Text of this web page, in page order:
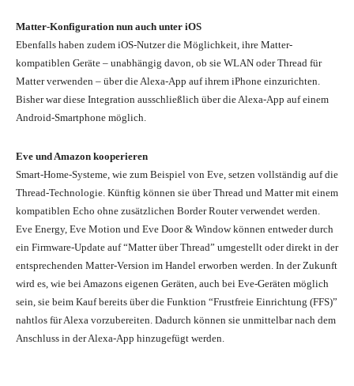
Matter-Konfiguration nun auch unter iOS
Ebenfalls haben zudem iOS-Nutzer die Möglichkeit, ihre Matter-
kompatiblen Geräte – unabhängig davon, ob sie WLAN oder Thread für
Matter verwenden – über die Alexa-App auf ihrem iPhone einzurichten.
Bisher war diese Integration ausschließlich über die Alexa-App auf einem
Android-Smartphone möglich.
Eve und Amazon kooperieren
Smart-Home-Systeme, wie zum Beispiel von Eve, setzen vollständig auf die
Thread-Technologie. Künftig können sie über Thread und Matter mit einem
kompatiblen Echo ohne zusätzlichen Border Router verwendet werden.
Eve Energy, Eve Motion und Eve Door & Window können entweder durch
ein Firmware-Update auf “Matter über Thread” umgestellt oder direkt in der
entsprechenden Matter-Version im Handel erworben werden. In der Zukunft
wird es, wie bei Amazons eigenen Geräten, auch bei Eve-Geräten möglich
sein, sie beim Kauf bereits über die Funktion “Frustfreie Einrichtung (FFS)”
nahtlos für Alexa vorzubereiten. Dadurch können sie unmittelbar nach dem
Anschluss in der Alexa-App hinzugefügt werden.